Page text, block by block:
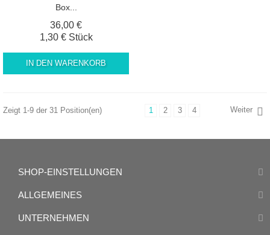
Box...
36,00 €Preis
1,30 € Stück
IN DEN WARENKORB
Zeigt 1-9 der 31 Position(en) 1 2 3 4 Weiter
SHOP-EINSTELLUNGEN
ALLGEMEINES
UNTERNEHMEN